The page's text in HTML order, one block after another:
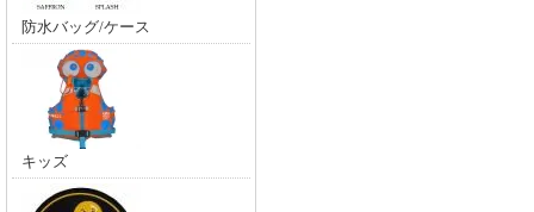
防水バッグ/ケース
キッズ